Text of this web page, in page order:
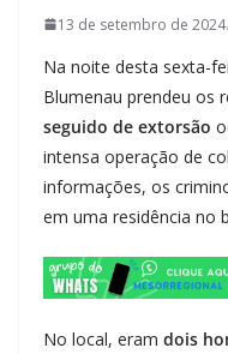
13 de setembro de 2024
Na noite desta sexta-
Blumenau prendeu os
seguido de extorsão
intensa operação de
informações, os
em uma residência no
No local, eram dois